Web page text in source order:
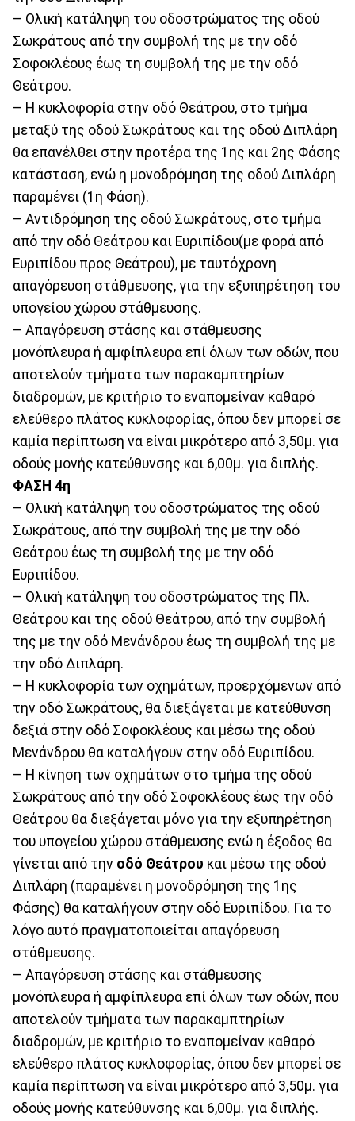
– Ολική κατάληψη του οδοστρώματος της οδού
Σωκράτους από την συμβολή της με την οδό
Σοφοκλέους έως τη συμβολή της με την οδό
Θεάτρου.
– Η κυκλοφορία στην οδό Θεάτρου, στο τμήμα
μεταξύ της οδού Σωκράτους και της οδού Διπλάρη
θα επανέλθει στην προτέρα της 1ης και 2ης Φάσης
κατάσταση, ενώ η μονοδρόμηση της οδού Διπλάρη
παραμένει (1η Φάση).
– Αντιδρόμηση της οδού Σωκράτους, στο τμήμα
από την οδό Θεάτρου και Ευριπίδου(με φορά από
Ευριπίδου προς Θεάτρου), με ταυτόχρονη
απαγόρευση στάθμευσης, για την εξυπηρέτηση του
υπογείου χώρου στάθμευσης.
– Απαγόρευση στάσης και στάθμευσης
μονόπλευρα ή αμφίπλευρα επί όλων των οδών, που
αποτελούν τμήματα των παρακαμπτηρίων
διαδρομών, με κριτήριο το εναπομείναν καθαρό
ελεύθερο πλάτος κυκλοφορίας, όπου δεν μπορεί σε
καμία περίπτωση να είναι μικρότερο από 3,50μ. για
οδούς μονής κατεύθυνσης και 6,00μ. για διπλής.
ΦΑΣΗ 4η
– Ολική κατάληψη του οδοστρώματος της οδού
Σωκράτους, από την συμβολή της με την οδό
Θεάτρου έως τη συμβολή της με την οδό
Ευριπίδου.
– Ολική κατάληψη του οδοστρώματος της Πλ.
Θεάτρου και της οδού Θεάτρου, από την συμβολή
της με την οδό Μενάνδρου έως τη συμβολή της με
την οδό Διπλάρη.
– Η κυκλοφορία των οχημάτων, προερχόμενων από
την οδό Σωκράτους, θα διεξάγεται με κατεύθυνση
δεξιά στην οδό Σοφοκλέους και μέσω της οδού
Μενάνδρου θα καταλήγουν στην οδό Ευριπίδου.
– Η κίνηση των οχημάτων στο τμήμα της οδού
Σωκράτους από την οδό Σοφοκλέους έως την οδό
Θεάτρου θα διεξάγεται μόνο για την εξυπηρέτηση
του υπογείου χώρου στάθμευσης ενώ η έξοδος θα
γίνεται από την οδό Θεάτρου και μέσω της οδού
Διπλάρη (παραμένει η μονοδρόμηση της 1ης
Φάσης) θα καταλήγουν στην οδό Ευριπίδου. Για το
λόγο αυτό πραγματοποιείται απαγόρευση
στάθμευσης.
– Απαγόρευση στάσης και στάθμευσης
μονόπλευρα ή αμφίπλευρα επί όλων των οδών, που
αποτελούν τμήματα των παρακαμπτηρίων
διαδρομών, με κριτήριο το εναπομείναν καθαρό
ελεύθερο πλάτος κυκλοφορίας, όπου δεν μπορεί σε
καμία περίπτωση να είναι μικρότερο από 3,50μ. για
οδούς μονής κατεύθυνσης και 6,00μ. για διπλής.